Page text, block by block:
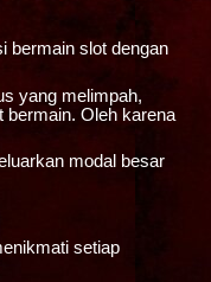
bermain slot dengan
yang melimpah,
bermain. Oleh karena
modal besar
setiap